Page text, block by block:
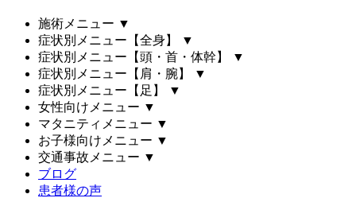
施術メニュー ▼
症状別メニュー【全身】
▼
症状別メニュー【頭・首・体幹】
▼
症状別メニュー【肩・腕】
▼
症状別メニュー【足】
▼
女性向けメニュー ▼
マタニティメニュー ▼
お子様向けメニュー ▼
交通事故メニュー ▼
ブログ
患者様の声